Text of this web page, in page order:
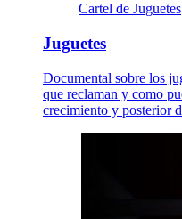
Cartel de Juguetes
Juguetes
Documental sobre los
que reclaman y como
crecimiento y posterior